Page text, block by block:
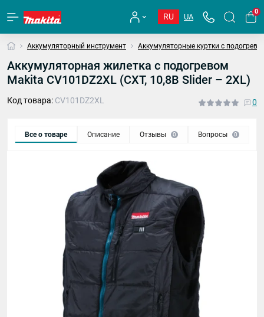
RU UA
0
Аккумуляторный инструмент Аккумуляторные куртки с
Аккумуляторная жилетка с подогревом
Makita CV101DZ2XL (СXT, 10,8В Slider – 2XL)
Код товара: CV101DZ2XL 0
Все о товаре Описание Отзывы 0 Вопросы 0